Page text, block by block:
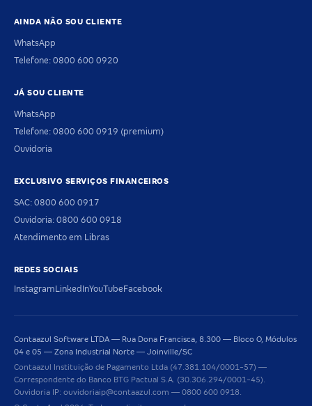
AINDA NÃO SOU CLIENTE
WhatsApp
Telefone: 0800 600 0920
JÁ SOU CLIENTE
WhatsApp
Telefone: 0800 600 0919 (premium)
Ouvidoria
EXCLUSIVO SERVIÇOS FINANCEIROS
SAC: 0800 600 0917
Ouvidoria: 0800 600 0918
Atendimento em Libras
REDES SOCIAIS
InstagramLinkedInYouTubeFacebook
Contaazul Software LTDA — Rua Dona Francisca, 8.300 — Bloco O, Módulos
04 e 05 — Zona Industrial Norte — Joinville/SC
Contaazul Instituição de Pagamento Ltda (47.381.104/0001-57) —
Correspondente do Banco BTG Pactual S.A. (30.306.294/0001-45).
Ouvidoria IP: ouvidoriaip@contaazul.com — 0800 600 0918.